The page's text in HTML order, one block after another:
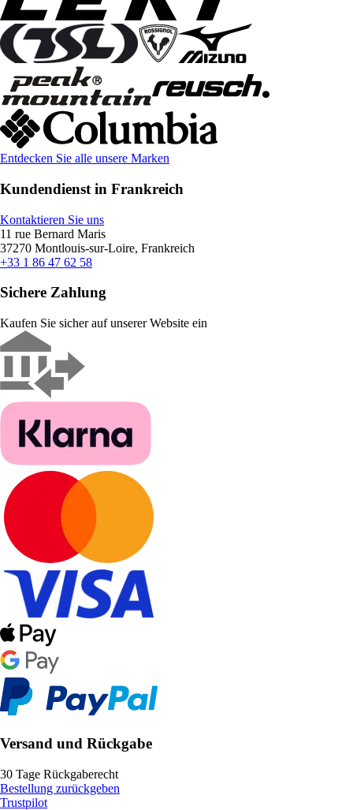
Entdecken Sie alle unsere Marken
Kundendienst in Frankreich
Kontaktieren Sie uns
11 rue Bernard Maris
37270 Montlouis-sur-Loire, Frankreich
+33 1 86 47 62 58
Sichere Zahlung
Kaufen Sie sicher auf unserer Website ein
Versand und Rückgabe
30 Tage Rückgaberecht
Bestellung zurückgeben
Trustpilot